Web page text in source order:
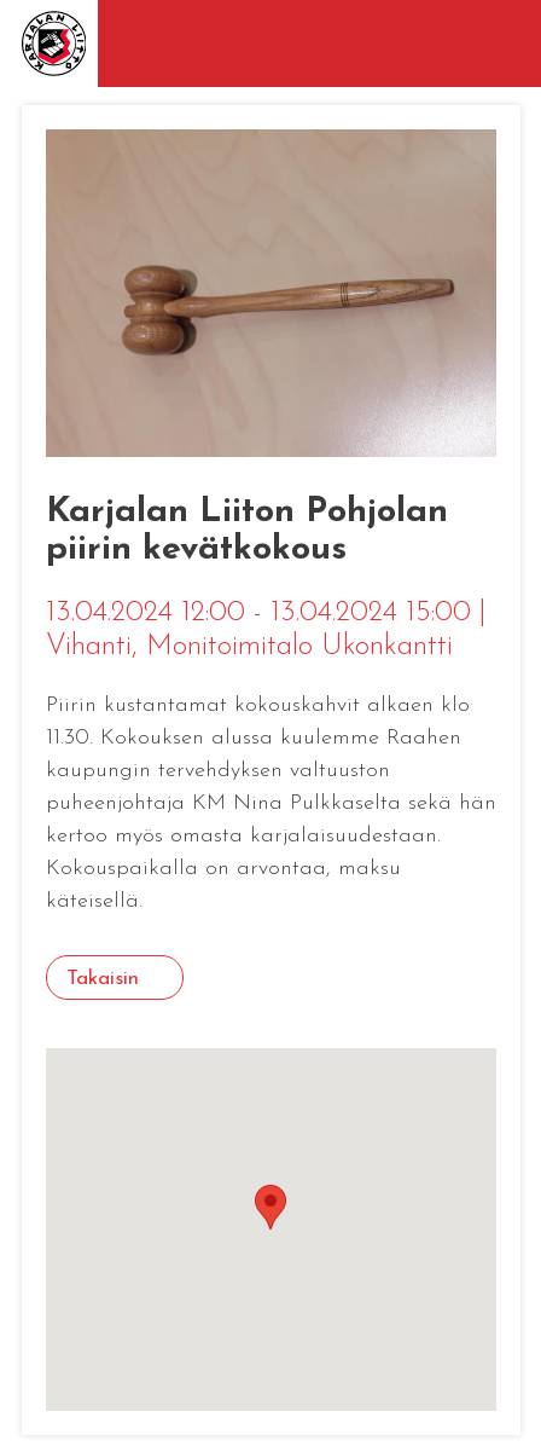
Karjalan Liiton Pohjolan
piirin kevätkokous
13.04.2024 12:00 - 13.04.2024 15:00
Vihanti, Monitoimitalo Ukonkantti
Piirin kustantamat kokouskahvit alkaen klo
11.30. Kokouksen alussa kuulemme Raahen
kaupungin tervehdyksen valtuuston
puheenjohtaja KM Nina Pulkkaselta sekä hän
kertoo myös omasta karjalaisuudestaan.
Kokouspaikalla on arvontaa, maksu
käteisellä.
Takaisin